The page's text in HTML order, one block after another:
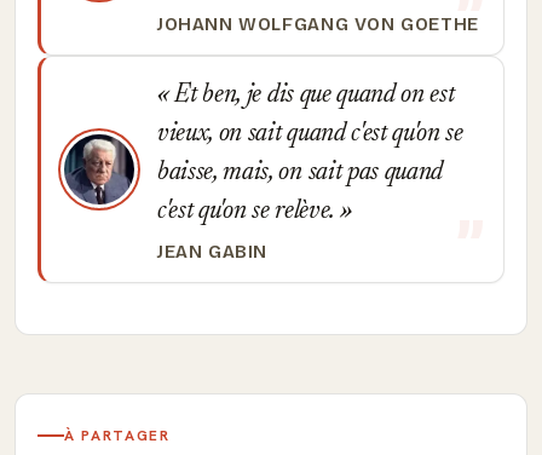
JOHANN WOLFGANG VON GOETHE
Et ben, je dis que quand on est
vieux, on sait quand c'est qu'on se
baisse, mais, on sait pas quand
c'est qu'on se relève.
JEAN GABIN
À PARTAGER